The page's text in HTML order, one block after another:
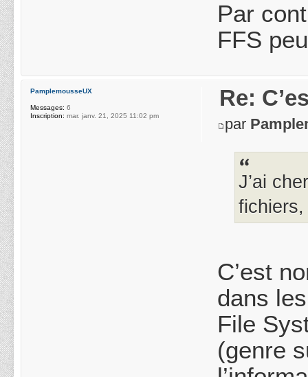
Par
FFS
Re:
par
J’ai
C’est
dans
File
(genre
PamplemousseUX
Messages: 6
Inscription: mar. janv. 21, 2025 11:02 pm